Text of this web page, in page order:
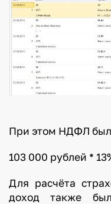
При этом НДФЛ был
103 000 рублей *
Для расчёта
доход также